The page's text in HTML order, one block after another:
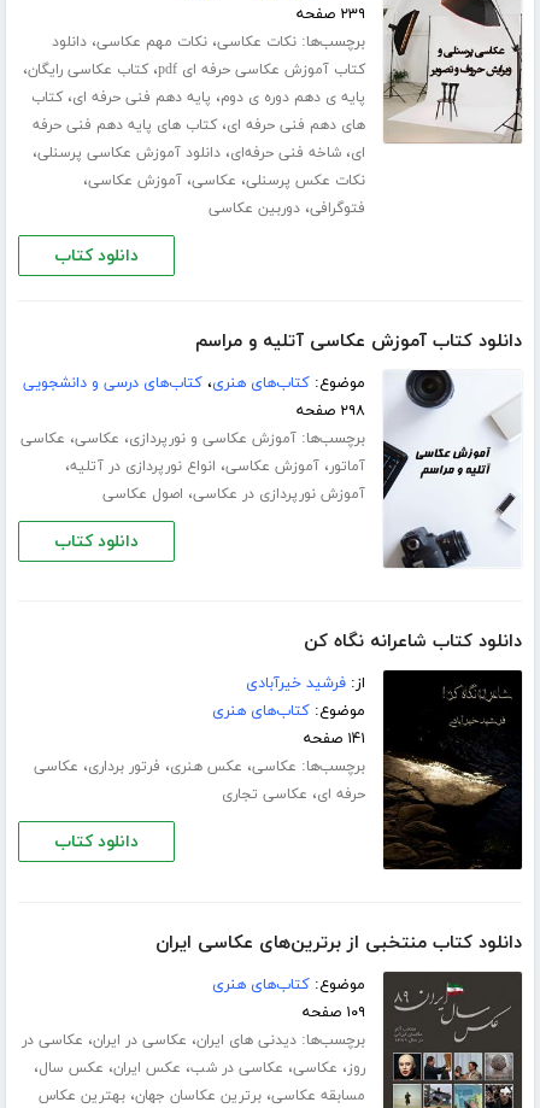
۲۳۹ صفحه
برچسب‌ها:نکات عکاسی،نکات مهم عکاسی،دانلود
کتاب آموزش عکاسی حرفه ای pdf
،کتاب عکاسی رایگان،
پایه ی دهم دوره ی دوم، پایه دهم فنی حرفه ای،کتاب
های دهم فنی حرفه ای،کتاب های پایه دهم فنی حرفه
ای،شاخه فنی حرفه‌ای،دانلود آموزش عکاسی پرسنلی،
نکات عکس پرسنلی، عکاسی،آموزش عکاسی،
فتوگرافی،دوربین عکاسی
دانلود کتاب
دانلود کتاب آموزش عکاسی آتلیه و مراسم
موضوع:کتاب‌های هنری،کتاب‌های درسی و دانشجویی
۲۹۸ صفحه
برچسب‌ها:آموزش عکاسی و نورپردازی، عکاسی، عکاسی
آماتور،آموزش عکاسی، انواع نورپردازی در آتلیه،
آموزش نورپردازی در عکاسی، اصول عکاسی
دانلود کتاب
دانلود کتاب شاعرانه نگاه کن
از:فرشید خیرآبادی
موضوع:کتاب‌های هنری
۱۴۱ صفحه
برچسب‌ها: عکاسی، عکس هنری، فرتور برداری، عکاسی
حرفه ای، عکاسی تجاری
دانلود کتاب
دانلود کتاب منتخبی از برترین‌های عکاسی ایران
موضوع:کتاب‌های هنری
۱۰۹ صفحه
برچسب‌ها:دیدنی های ایران، عکاسی در ایران، عکاسی در
روز، عکاسی، عکاسی در شب، عکس ایران، عکس سال،
مسابقه عکاسی،برترین عکاسان جهان،بهترین عکاس